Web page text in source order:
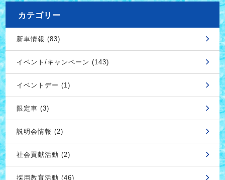
カテゴリー
新車情報 (83)
イベント/キャンペーン (143)
イベントデー (1)
限定車 (3)
説明会情報 (2)
社会貢献活動 (2)
採用教育活動 (46)